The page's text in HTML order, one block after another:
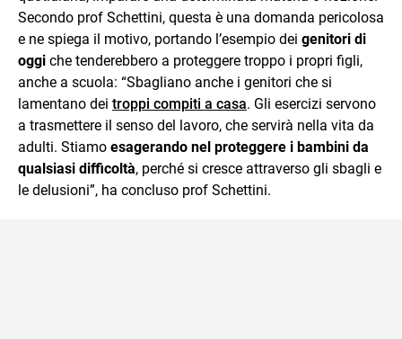
Secondo prof Schettini, questa è una domanda pericolosa
e ne spiega il motivo, portando l’esempio dei genitori di
oggi che tenderebbero a proteggere troppo i propri figli,
anche a scuola: “Sbagliano anche i genitori che si
lamentano dei troppi compiti a casa. Gli esercizi servono
a trasmettere il senso del lavoro, che servirà nella vita da
adulti. Stiamo esagerando nel proteggere i bambini da
qualsiasi difficoltà, perché si cresce attraverso gli sbagli e
le delusioni”, ha concluso prof Schettini.